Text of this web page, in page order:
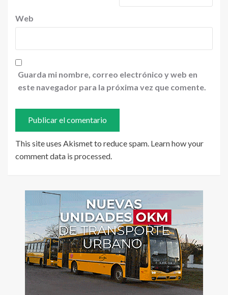
Web
Guarda mi nombre, correo electrónico y web en
este navegador para la próxima vez que comente.
This site uses Akismet to reduce spam. Learn how your
comment data is processed.